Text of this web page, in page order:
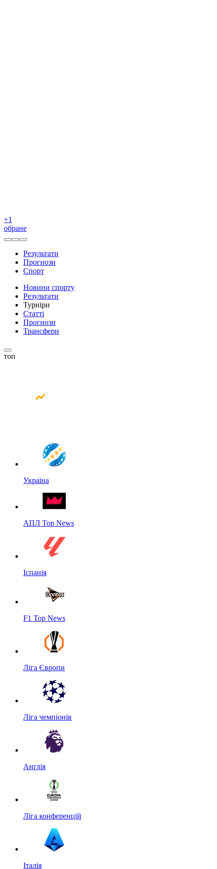
+1
обране
Результати
Прогнози
Спорт
Новини спорту
Результати
Турніри
Статті
Прогнози
Трансфери
топ
Україна
АПЛ Top News
Іспанія
F1 Top News
Ліга Європи
Ліга чемпіонів
Англія
Ліга конференцій
Італія